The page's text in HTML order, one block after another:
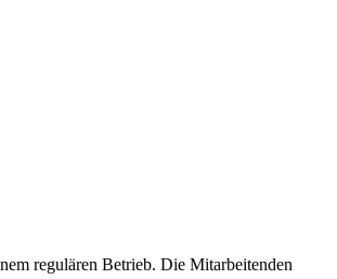
regulären Betrieb. Die Mitarbeitenden